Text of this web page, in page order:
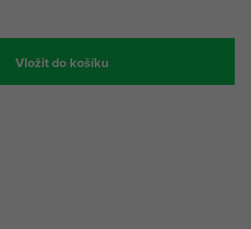
Vložit do košíku